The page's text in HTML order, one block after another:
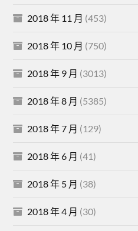
2018 年 11 月 (453)
2018 年 10 月 (750)
2018 年 9 月 (3013)
2018 年 8 月 (5385)
2018 年 7 月 (129)
2018 年 6 月 (41)
2018 年 5 月 (38)
2018 年 4 月 (30)